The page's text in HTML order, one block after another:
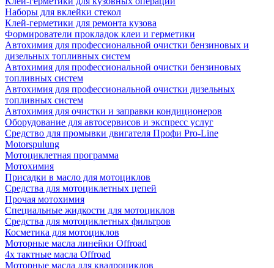
Наборы для вклейки стекол
Клей-герметики для ремонта кузова
Формирователи прокладок клеи и герметики
Автохимия для профессиональной очистки бензиновых и
дизельных топливных систем
Автохимия для профессиональной очистки бензиновых
топливных систем
Автохимия для профессиональной очистки дизельных
топливных систем
Автохимия для очистки и заправки кондиционеров
Оборудование для автосервисов и экспресс услуг
Средство для промывки двигателя Профи Pro-Line
Motorspulung
Мотоциклетная программа
Мотохимия
Присадки в масло для мотоциклов
Средства для мотоциклетных цепей
Прочая мотохимия
Специальные жидкости для мотоциклов
Средства для мотоциклетных фильтров
Косметика для мотоциклов
Моторные масла линейки Offroad
4х тактные масла Offroad
Моторные масла для квадроциклов